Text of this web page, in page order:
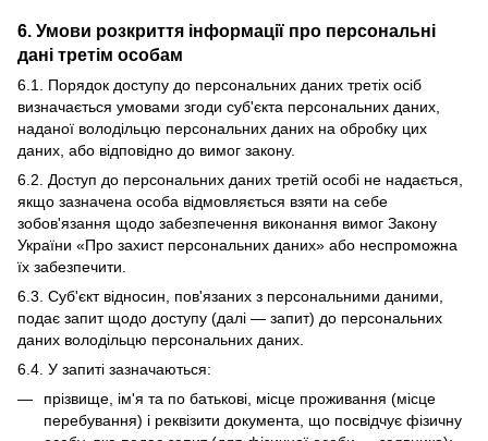
6. Умови розкриття інформації про персональні
дані третім особам
6.1. Порядок доступу до персональних даних третіх осіб
визначається умовами згоди суб'єкта персональних даних,
наданої володільцю персональних даних на обробку цих
даних, або відповідно до вимог закону.
6.2. Доступ до персональних даних третій особі не надається,
якщо зазначена особа відмовляється взяти на себе
зобов'язання щодо забезпечення виконання вимог Закону
України «Про захист персональних даних» або неспроможна
їх забезпечити.
6.3. Суб'єкт відносин, пов'язаних з персональними даними,
подає запит щодо доступу (далі — запит) до персональних
даних володільцю персональних даних.
6.4. У запиті зазначаються:
прізвище, ім'я та по батькові, місце проживання (місце
перебування) і реквізити документа, що посвідчує фізичну